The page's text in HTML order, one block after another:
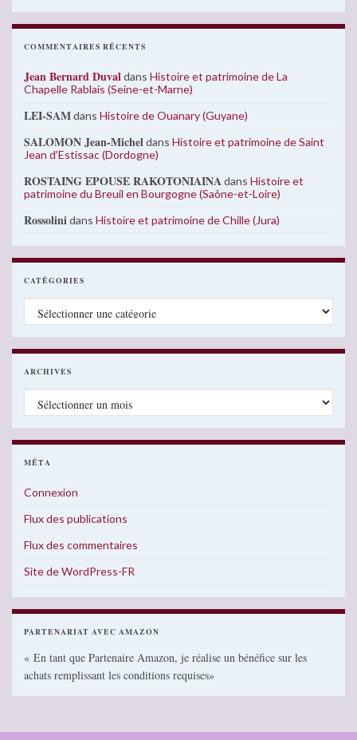
COMMENTAIRES RÉCENTS
Jean Bernard Duvaldans Histoire et patrimoine de La
Chapelle Rablais (Seine-et-Marne)
LEI-SAMdans Histoire de Ouanary (Guyane)
SALOMON Jean-Micheldans Histoire et patrimoine de Saint
Jean d’Estissac (Dordogne)
ROSTAING EPOUSE RAKOTONIAINAdans Histoire et
patrimoine du Breuil en Bourgogne (Saône-et-Loire)
Rossolinidans Histoire et patrimoine de Chille (Jura)
CATÉGORIES
Catégories
ARCHIVES
Archives
MÉTA
Connexion
Flux des publications
Flux des commentaires
Site de WordPress-FR
PARTENARIAT AVEC AMAZON
« En tant que Partenaire Amazon, je réalise un bénéfice sur les
achats remplissant les conditions requises»